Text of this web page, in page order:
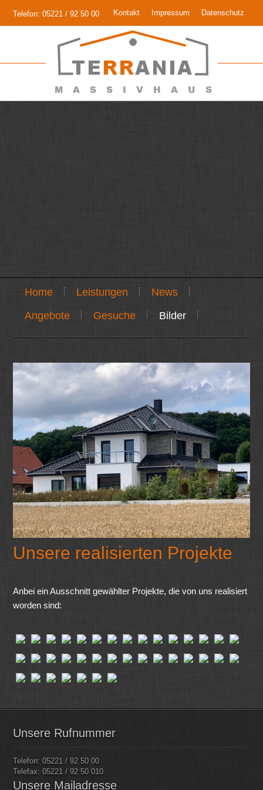
Telefon: 05221 / 92 50 00 Kontakt Impressum Datenschutz
Home Leistungen
News
Angebote
Gesuche Bilder
Unsere realisierten Projekte
Anbei ein Ausschnitt gewählter Projekte, die von uns realisiert
worden sind:
Unsere Rufnummer
Telefon: 05221 / 92 50 00
Telefax: 05221 / 92 50 010
Unsere Mailadresse